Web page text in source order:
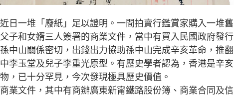
日一堆「廢紙」足以證明。一間拍賣行鑑賞家購入一堆舊
子和女婿三人簽署的商業文件，當中有買入民國政府發行
中山關係密切，出錢出力協助孫中山完成辛亥革命，推翻
李玉堂及兒子李重光原型。有歷史學者認為，香港是辛亥
，已十分罕見，今次發現極具歷史價值。
業文件，其中有商辦廣東新甯鐵路股份簿、商業合同及信